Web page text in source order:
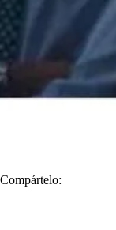
Compártelo: